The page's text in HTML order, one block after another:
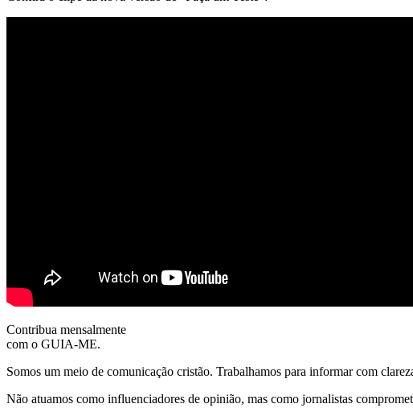
Contribua mensalmente
com o GUIA-ME.
Somos um meio de comunicação cristão. Trabalhamos para informar com
Não atuamos como influenciadores de opinião, mas como jornalistas